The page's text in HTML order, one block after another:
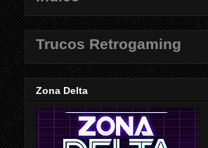
Trucos Retrogaming
Zona Delta